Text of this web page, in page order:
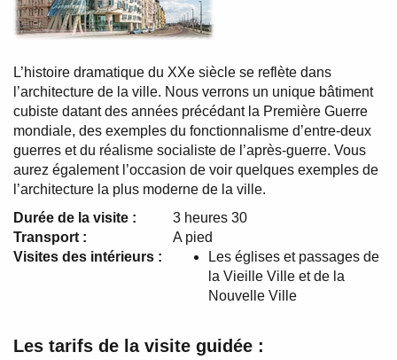
L’histoire dramatique du XXe siècle se reflète dans
l’architecture de la ville. Nous verrons un unique bâtiment
cubiste datant des années précédant la Première Guerre
mondiale, des exemples du fonctionnalisme d’entre-deux
guerres et du réalisme socialiste de l’après-guerre. Vous
aurez également l’occasion de voir quelques exemples de
l’architecture la plus moderne de la ville.
Durée de la visite :
3 heures 30
Transport :
A pied
Visites des intérieurs :
Les églises et passages de
la Vieille Ville et de la
Nouvelle Ville
Les tarifs de la visite guidée :